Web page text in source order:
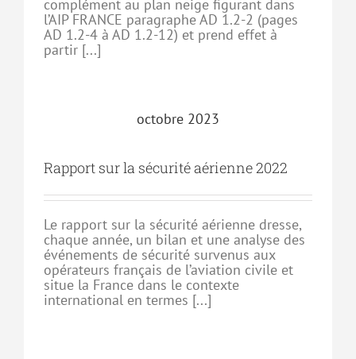
complément au plan neige figurant dans
l’AIP FRANCE paragraphe AD 1.2-2 (pages
AD 1.2-4 à AD 1.2-12) et prend effet à
partir [...]
octobre 2023
Rapport sur la sécurité aérienne 2022
Le rapport sur la sécurité aérienne dresse,
chaque année, un bilan et une analyse des
événements de sécurité survenus aux
opérateurs français de l’aviation civile et
situe la France dans le contexte
international en termes [...]